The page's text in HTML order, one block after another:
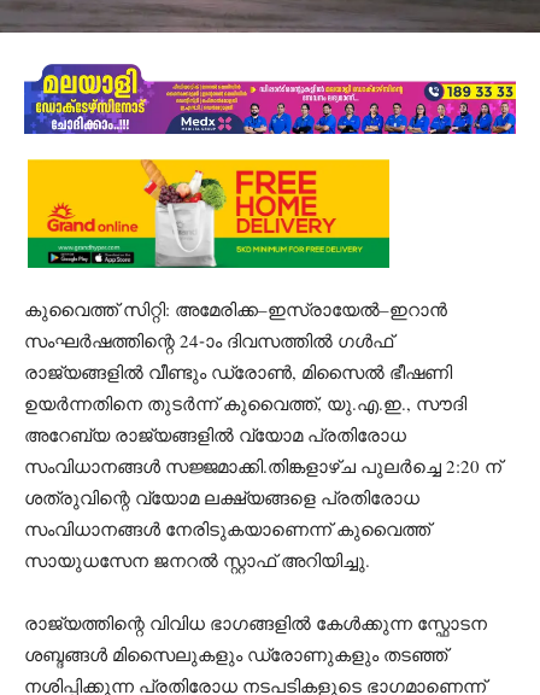
കുവൈത്ത് സിറ്റി: അമേരിക്ക–ഇസ്രായേൽ–ഇറാൻ
സംഘർഷത്തിന്റെ 24-ാം ദിവസത്തിൽ ഗൾഫ്
രാജ്യങ്ങളിൽ വീണ്ടും ഡ്രോൺ, മിസൈൽ ഭീഷണി
ഉയർന്നതിനെ തുടർന്ന് കുവൈത്ത്, യു.എ.ഇ., സൗദി
അറേബ്യ രാജ്യങ്ങളിൽ വ്യോമ പ്രതിരോധ
സംവിധാനങ്ങൾ സജ്ജമാക്കി.തിങ്കളാഴ്ച പുലർച്ചെ 2:20 ന്
ശത്രുവിന്റെ വ്യോമ ലക്ഷ്യങ്ങളെ പ്രതിരോധ
സംവിധാനങ്ങൾ നേരിടുകയാണെന്ന് കുവൈത്ത്
സായുധസേന ജനറൽ സ്റ്റാഫ് അറിയിച്ചു.
രാജ്യത്തിന്റെ വിവിധ ഭാഗങ്ങളിൽ കേൾക്കുന്ന സ്ഫോടന
ശബ്ദങ്ങൾ മിസൈലുകളും ഡ്രോണുകളും തടഞ്ഞ്
നശിപ്പിക്കുന്ന പ്രതിരോധ നടപടികളുടെ ഭാഗമാണെന്ന്